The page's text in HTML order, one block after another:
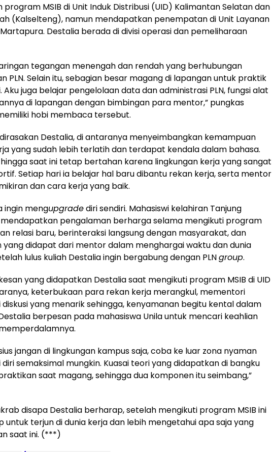
MSIB di Unit Induk Distribusi (UID) Kalimantan Selatan dan
(Kalselteng), namun mendapatkan penempatan di Unit Layanan
Destalia berada di divisi operasi dan pemeliharaan
tegangan menengah dan rendah yang berhubungan
PLN. Selain itu, sebagian besar magang di lapangan untuk praktik
Aku juga belajar pengelolaan data dan administrasi PLN, fungsi alat
di lapangan dengan bimbingan para mentor,” pungkas
hobi membaca tersebut.
Destalia, di antaranya menyeimbangkan kemampuan
yang sudah lebih terlatih dan terdapat kendala dalam bahasa.
saat ini tetap bertahan karena lingkungan kerja yang sangat
Setiap hari ia belajar hal baru dibantu rekan kerja, serta mentor
dan cara kerja yang baik.
ingin mengupgradediri sendiri. Mahasiswi kelahiran Tanjung
pengalaman berharga selama mengikuti program
relasi baru, berinteraksi langsung dengan masyarakat, dan
yang didapat dari mentor dalam menghargai waktu dan dunia
lulus kuliah Destalia ingin bergabung dengan PLNgroup.
yang didapatkan Destalia saat mengikuti program MSIB di UID
keterbukaan para rekan kerja merangkul, mementori
yang menarik sehingga, kenyamanan begitu kental dalam
berpesan pada mahasiswa Unila untuk mencari keahlian
jangan di lingkungan kampus saja, coba ke luar zona nyaman
semaksimal mungkin. Kuasai teori yang didapatkan di bangku
saat magang, sehingga dua komponen itu seimbang,”
disapa Destalia berharap, setelah mengikuti program MSIB ini
untuk terjun di dunia kerja dan lebih mengetahui apa saja yang
saat ini. (***)